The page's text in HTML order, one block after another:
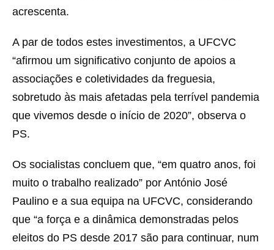
acrescenta.
A par de todos estes investimentos, a UFCVC
“afirmou um significativo conjunto de apoios a
associações e coletividades da freguesia,
sobretudo às mais afetadas pela terrível pandemia
que vivemos desde o início de 2020”, observa o
PS.
Os socialistas concluem que, “em quatro anos, foi
muito o trabalho realizado” por António José
Paulino e a sua equipa na UFCVC, considerando
que “a força e a dinâmica demonstradas pelos
eleitos do PS desde 2017 são para continuar, num